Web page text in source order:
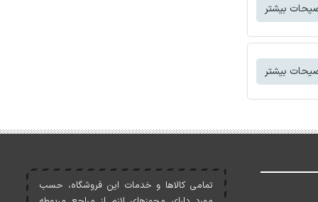
بیشتر
بیشتر
تمامی کالاها و خدمات اين فروشگاه، حسب